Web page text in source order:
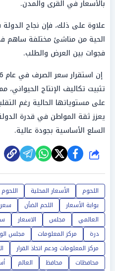
بالأسعار في القرى والمدن.
علاوة على ذلك، فإن نجاح
الحية من مناشئ مختلفة ساهم
فجوات بين العرض والطلب.
تثبيت تكاليف الإنتاج الحيواني،
على مستوياتها الحالية رغم
يعزز ثقة المواطن في قدرة
السلع الأساسية بجودة عالية.
شارك
اللحوم الأسعار المحلية
بوابة الأسعار
اللحم الضأن سعر
العالمي
مجلس الاسعار
درة
مركز المعلومات
مجلس
مركز المعلومات ودعم اتخاذ القرار
محافظات
محافظ العالم